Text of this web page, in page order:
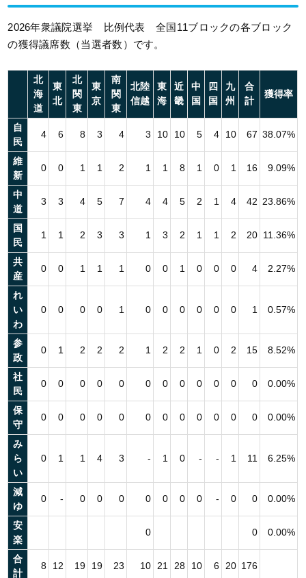
2026年衆議院選挙 比例代表 全国11ブロックの各ブロック
の獲得議席数（当選者数）です。
北
海
道
東
北
北
関
東
東
京
南
関
東
北陸
信越
東
海
近
畿
中
国
四
国
九
州
合
計
獲得率
自
民
4 6 8 3 4 3 10 10 5 4 10 67 38.07%
維
新
0 0 1 1 2 1 1 8 1 0 1 16 9.09%
中
道
3 3 4 5 7 4 4 5 2 1 4 42 23.86%
国
民
1 1 2 3 3 1 3 2 1 1 2 20 11.36%
共
産
0 0 1 1 1 0 0 1 0 0 0 4 2.27%
れ
い
わ
0 0 0 0 1 0 0 0 0 0 0 1 0.57%
参
政
0 1 2 2 2 1 2 2 1 0 2 15 8.52%
社
民
0 0 0 0 0 0 0 0 0 0 0 0 0.00%
保
守
0 0 0 0 0 0 0 0 0 0 0 0 0.00%
み
ら
い
0 1 1 4 3 - 1 0 - - 1 11 6.25%
減
ゆ
0 - 0 0 0 0 0 0 0 - 0 0 0.00%
安
楽
0 0 0.00%
合
計
8 12 19 19 23 10 21 28 10 6 20 176